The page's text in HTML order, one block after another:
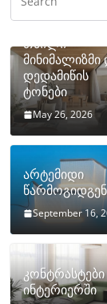
თბილი
მინიმალიზმი
დედამიწის
ტონები
May 26, 2026
არტემიდი
September 16,
კონტრასტები
ინტერიერში